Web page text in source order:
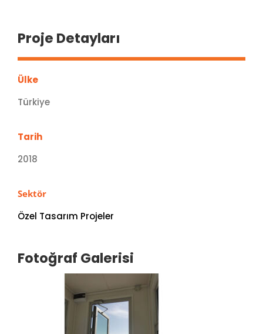
Proje Detayları
Ülke
Türkiye
Tarih
2018
Sektör
Özel Tasarım Projeler
Fotoğraf Galerisi